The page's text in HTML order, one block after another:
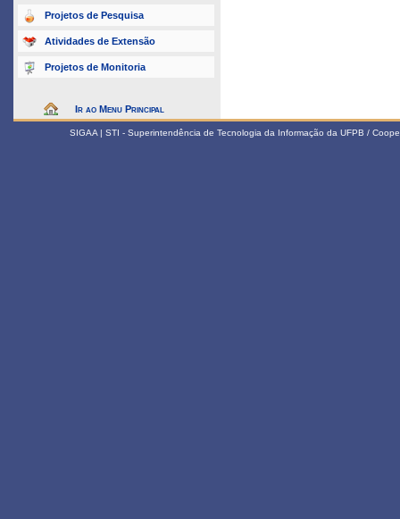
Projetos de Pesquisa
Atividades de Extensão
Projetos de Monitoria
Ir ao Menu Principal
SIGAA | STI - Superintendência de Tecnologia da Informação da UFPB /